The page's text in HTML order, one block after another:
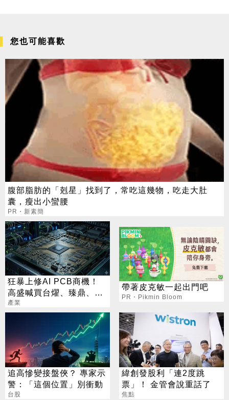
您也可能喜歡
腹部脂肪的「剋星」找到了，常吃這幾物，吃走大肚
囊，瘦出小蠻腰
PR・新素簡
狂暴上修AI PCB商機！
高盛喊買台燿、臻鼎、台
產業
帶著皮克敏一起出門吧
PR・Pikmin Bloom
追高慘變接盤俠？ 專家示
警：「這個位置」別衝動
台股
緯創發股利「連2度跳
票」！ 金管會說重話了
焦點